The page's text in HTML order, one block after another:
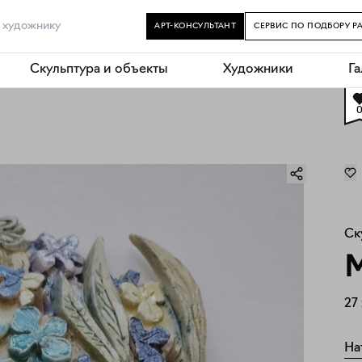
АРТ-КОНСУЛЬТАНТ СЕРВИС ПО ПОДБОРУ
Скульптура и объекты Художники
0
27